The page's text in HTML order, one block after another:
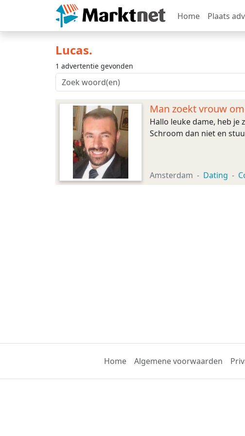
Home Plaats
Lucas.
1 advertentie gevonden
Man zoekt vrouw
Hallo leuke dame, heb je
Schroom dan niet en
Amsterdam Dating
Home Algemene voorwaarden